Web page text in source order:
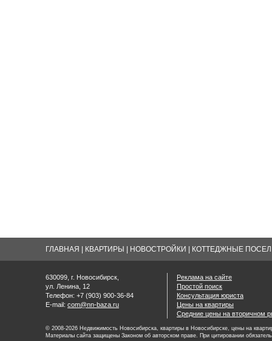
ГЛАВНАЯ КВАРТИРЫ НОВОСТРОЙКИ КОТТЕДЖНЫЕ
630099, г. Новосибирск,
ул. Ленина, 12
Телефон: +7 (903) 900-36-84
E-mail: com@nn-baza.ru
Реклама на сайте
Простой поиск
Консультация юриста
Цены на квартиры
Средние цены на вторичном
© 2008-2026 Недвижимость Новосибирска, квартиры в Новосибирске, цены на
Материалы сайта защищены Законом об авторском праве. При цитировании